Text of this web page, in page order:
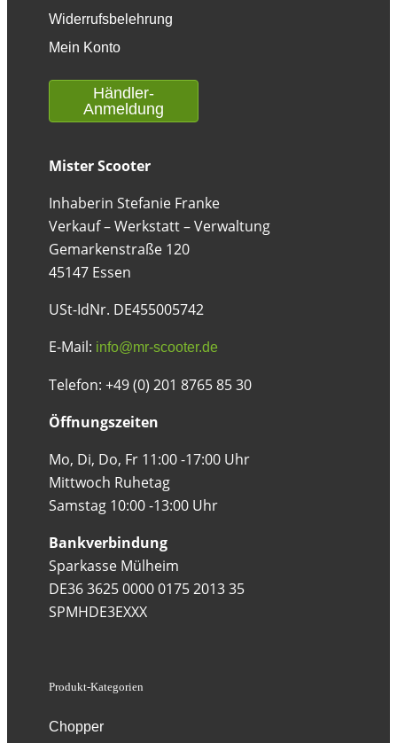
Produkt-Kategorien
Chopper
Mister Scooter
Inhaberin Stefanie Franke
Verkauf – Werkstatt – Verwaltung
Gemarkenstraße 120
45147 Essen
USt-IdNr. DE455005742
E-Mail: info@mr-scooter.de
Telefon: +49 (0) 201 8765 85 30
Öffnungszeiten
Mo, Di, Do, Fr 11:00 -17:00 Uhr
Mittwoch Ruhetag
Samstag 10:00 -13:00 Uhr
Bankverbindung
Sparkasse Mülheim
DE36 3625 0000 0175 2013 35
SPMHDE3EXXX
Widerrufsbelehrung
Mein Konto
Händler-
Anmeldung